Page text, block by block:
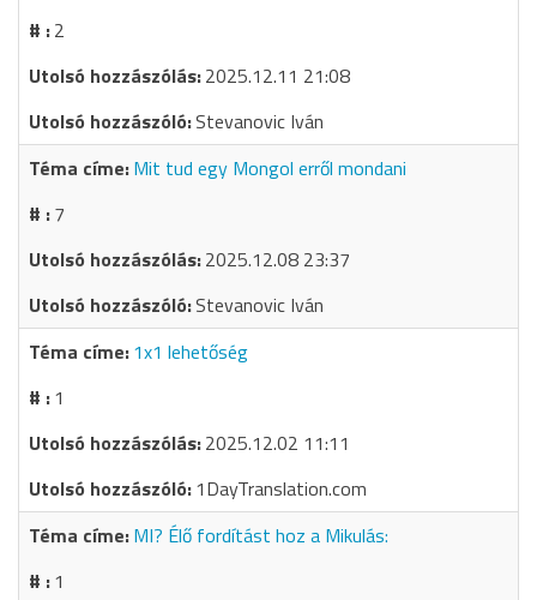
2
2025.12.11 21:08
Stevanovic Iván
Mit tud egy Mongol erről mondani
7
2025.12.08 23:37
Stevanovic Iván
1x1 lehetőség
1
2025.12.02 11:11
1DayTranslation.com
MI? Élő fordítást hoz a Mikulás:
1